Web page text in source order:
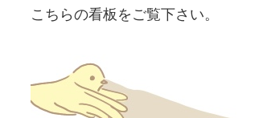
こちらの看板をご覧下さい。